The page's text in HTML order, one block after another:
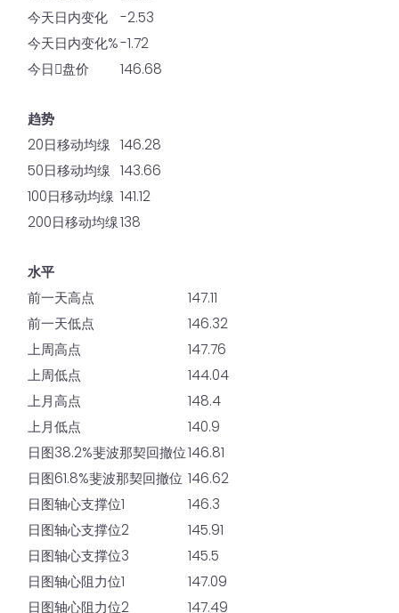
今天日内变化
-2.53
今天日内变化%-1.72
今日𫔭盘价
146.68
趋势
20日移动均缐 146.28
50日移动均缐 143.66
100日移动均缐 141.12
200日移动均缐138
水平
前一天高点
147.11
前一天低点
146.32
上周高点
147.76
上周低点
144.04
上月高点
148.4
上月低点
140.9
日图38.2%斐波那契回撤位146.81
日图61.8%斐波那契回撤位 146.62
日图轴心支撑位1
146.3
日图轴心支撑位2
145.91
日图轴心支撑位3
145.5
日图轴心阻力位1
147.09
日图轴心阻力位2
147.49